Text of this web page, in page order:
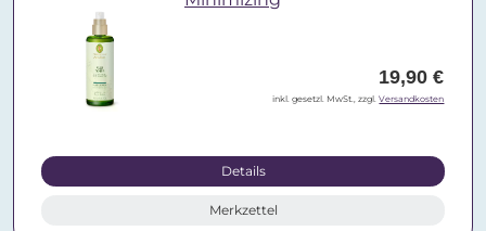
19,90 €
inkl. gesetzl. MwSt., zzgl.Versandkosten
Details
Merkzettel